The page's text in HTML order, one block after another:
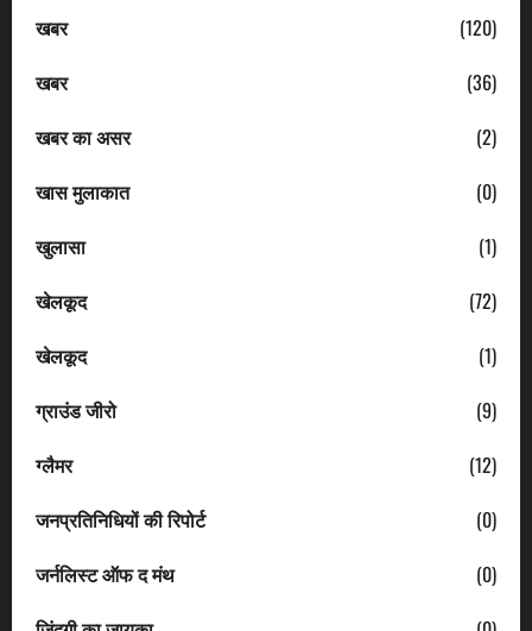
खबर
(120)
खबर
(36)
खबर का असर
(2)
खास मुलाकात
(0)
खुलासा
(1)
खेलकूद
(72)
खेलकूद
(1)
ग्राउंड जीरो
(9)
ग्लैमर
(12)
जनप्रतिनिधियों की रिपोर्ट
(0)
जर्नलिस्ट ऑफ द मंथ
(0)